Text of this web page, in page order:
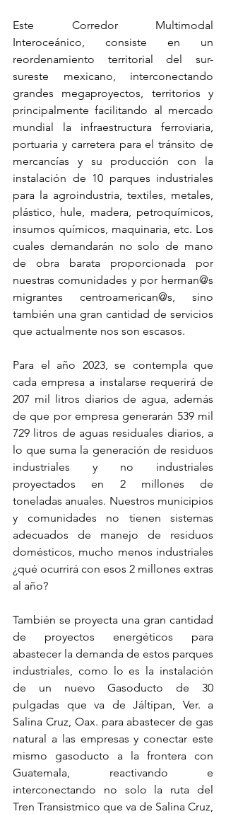
Este Corredor Multimodal
Interoceánico, consiste en un
reordenamiento territorial del sur-
sureste mexicano, interconectando
grandes megaproyectos, territorios y
principalmente facilitando al mercado
mundial la infraestructura ferroviaria,
portuaria y carretera para el tránsito de
mercancías y su producción con la
instalación de 10 parques industriales
para la agroindustria, textiles, metales,
plástico, hule, madera, petroquímicos,
insumos químicos, maquinaria, etc. Los
cuales demandarán no solo de mano
de obra barata proporcionada por
nuestras comunidades y por herman@s
migrantes centroamerican@s, sino
también una gran cantidad de servicios
que actualmente nos son escasos.
Para el año 2023, se contempla que
cada empresa a instalarse requerirá de
207 mil litros diarios de agua, además
de que por empresa generarán 539 mil
729 litros de aguas residuales diarios, a
lo que suma la generación de residuos
industriales y no industriales
proyectados en 2 millones de
toneladas anuales. Nuestros municipios
y comunidades no tienen sistemas
adecuados de manejo de residuos
domésticos, mucho menos industriales
¿qué ocurrirá con esos 2 millones extras
al año?
También se proyecta una gran cantidad
de proyectos energéticos para
abastecer la demanda de estos parques
industriales, como lo es la instalación
de un nuevo Gasoducto de 30
pulgadas que va de Jáltipan, Ver. a
Salina Cruz, Oax. para abastecer de gas
natural a las empresas y conectar este
mismo gasoducto a la frontera con
Guatemala, reactivando e
interconectando no solo la ruta del
Tren Transistmico que va de Salina Cruz,